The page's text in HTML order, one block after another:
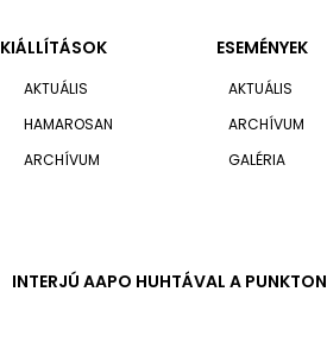
KIÁLLÍTÁSOK
AKTUÁLIS
HAMAROSAN
ARCHÍVUM
ESEMÉNYEK
AKTUÁLIS
ARCHÍVUM
GALÉRIA
INTERJÚ AAPO HUHTÁVAL A PUNKTON